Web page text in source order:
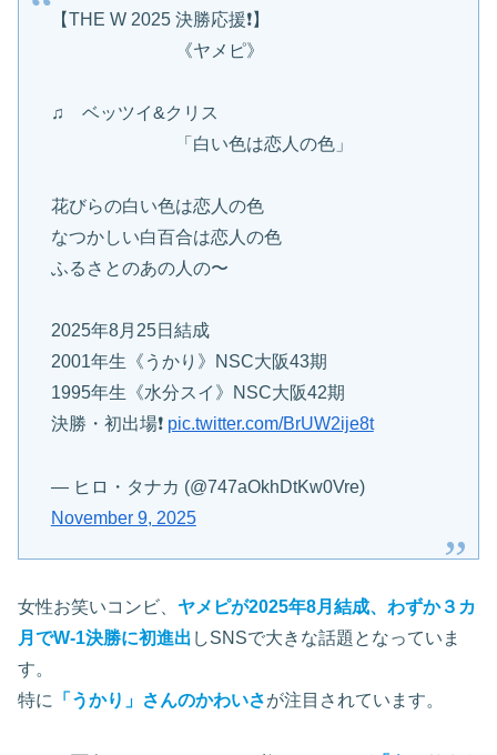
【THE W 2025 決勝応援❗】
《ヤメピ》
♫ ベッツイ&クリス
「白い色は恋人の色」
花びらの白い色は恋人の色
なつかしい白百合は恋人の色
ふるさとのあの人の〜
2025年8月25日結成
2001年生《うかり》NSC大阪43期
1995年生《水分スイ》NSC大阪42期
決勝・初出場❗ pic.twitter.com/BrUW2ije8t
— ヒロ・タナカ (@747aOkhDtKw0Vre)
November 9, 2025
女性お笑いコンビ、 ヤメピが2025年8月結成、わずか３カ
月でW-1決勝に初進出 しSNSで大きな話題となっていま
す。
特に
「うかり」さんのかわいさが注目されています。